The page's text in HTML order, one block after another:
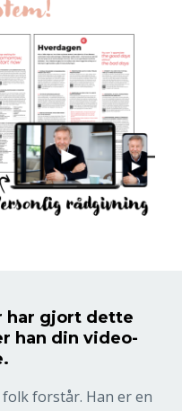
har gjort dette
han din video-
forstår. Han er en